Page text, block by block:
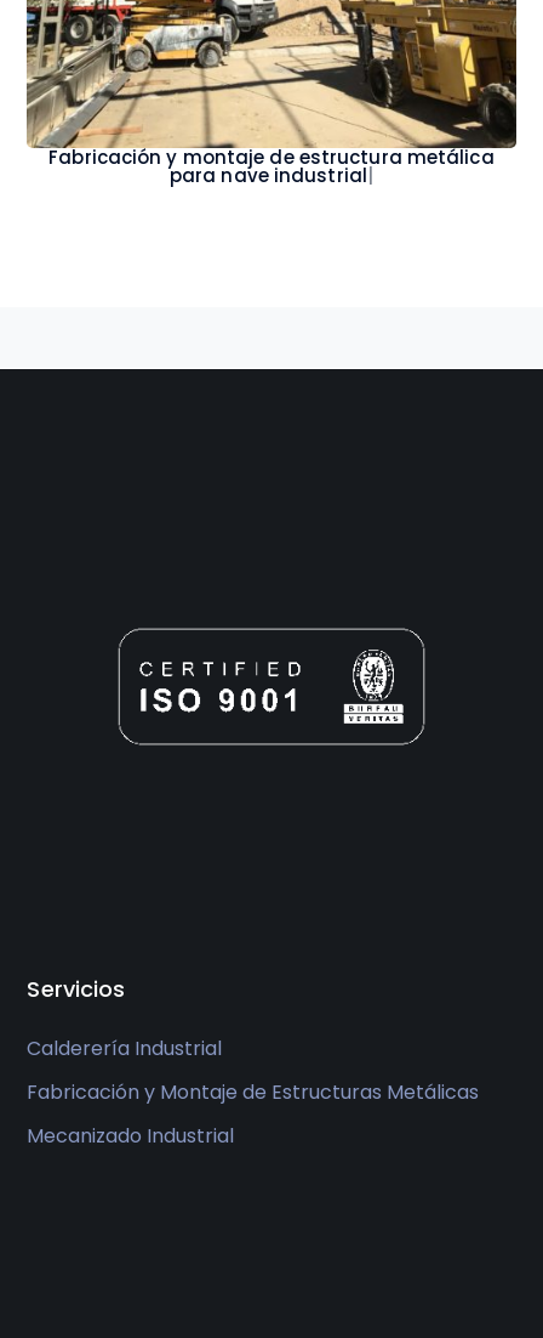
Fabricación y montaje de estructura metálica
para nave industrial
Servicios
Calderería Industrial
Fabricación y Montaje de Estructuras Metálicas
Mecanizado Industrial